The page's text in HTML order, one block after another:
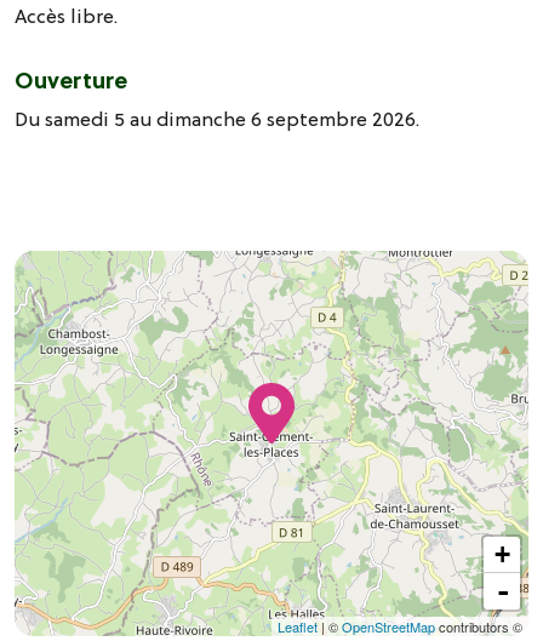
Accès libre.
Ouverture
Du samedi 5 au dimanche 6 septembre 2026.
+
-
Leaflet| ©OpenStreetMapcontributors ©